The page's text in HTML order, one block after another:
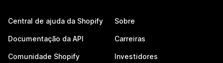
Central de ajuda da Shopify
Documentação da API
Comunidade Shopify
Sobre
Carreiras
Investidores